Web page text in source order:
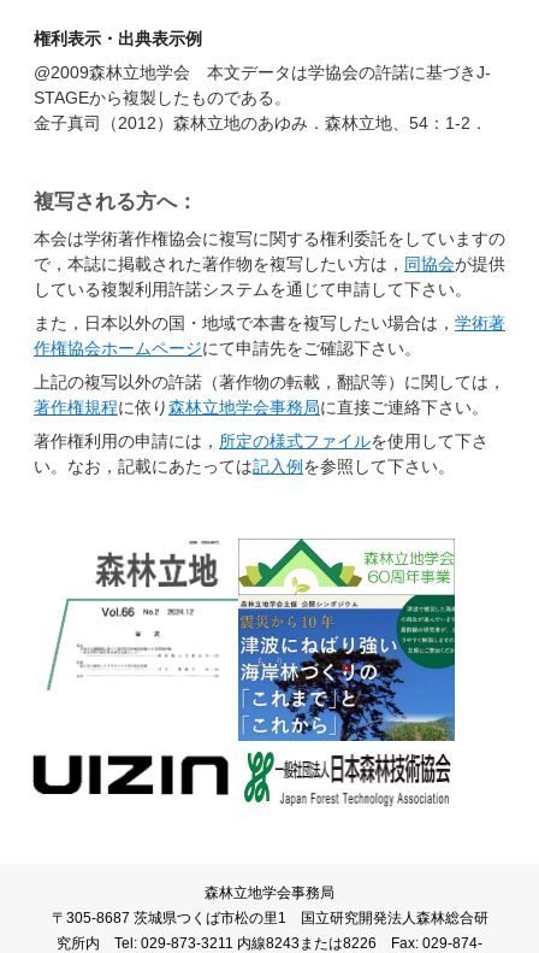
権利表示・出典表示例
@2009森林立地学会 本文データは学協会の許諾に基づきJ-
STAGEから複製したものである。
金子真司（2012）森林立地のあゆみ．森林立地、54：1-2．
複写される方へ：
本会は学術著作権協会に複写に関する権利委託をしていますの
で，本誌に掲載された著作物を複写したい方は， 同協会が提供
している複製利用許諾システムを通じて申請して下さい。
また，日本以外の国・地域で本書を複写したい場合は， 学術著
作権協会ホームページにて申請先をご確認下さい。
上記の複写以外の許諾（著作物の転載，翻訳等）に関しては，
著作権規程に依り森林立地学会事務局に直接ご連絡下さい。
著作権利用の申請には， 所定の様式ファイルを使用して下さ
い。なお，記載にあたっては記入例 を参照して下さい。
森林立地学会事務局
〒305-8687 茨城県つくば市松の里1 国立研究開発法人森林総合研
究所内 Tel: 029-873-3211 内線8243または8226 Fax: 029-874-